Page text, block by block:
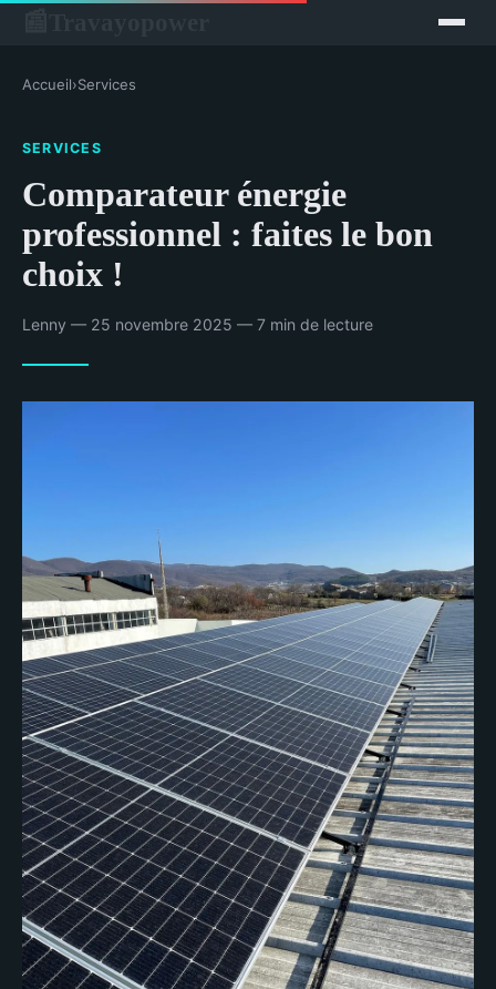
Accueil›Services
SERVICES
Comparateur énergie
professionnel : faites le bon
choix !
Lenny — 25 novembre 2025 — 7 min de lecture